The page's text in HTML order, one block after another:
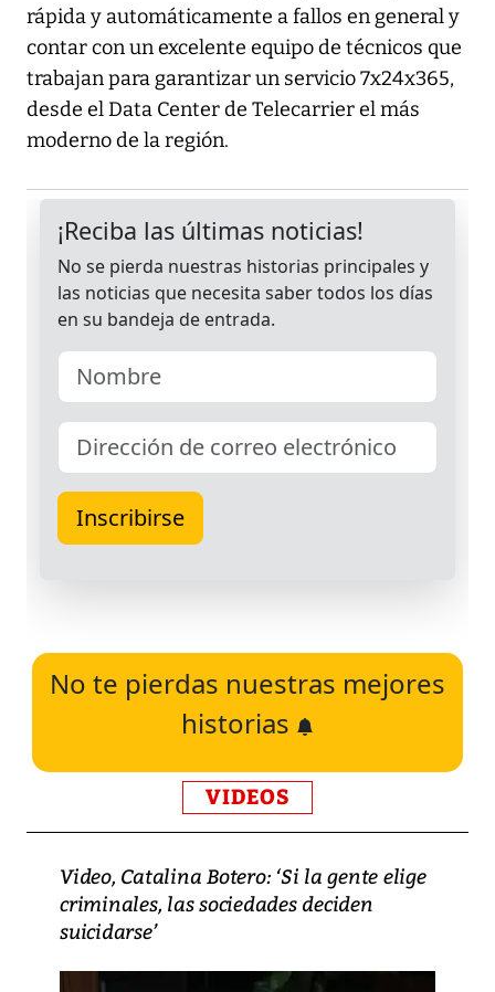
rápida y automáticamente a fallos en general y
contar con un excelente equipo de técnicos que
trabajan para garantizar un servicio 7x24x365,
desde el Data Center de Telecarrier el más
moderno de la región.
No te pierdas nuestras mejores
historias
VIDEOS
Video, Catalina Botero: ‘Si la gente elige
criminales, las sociedades deciden
suicidarse’